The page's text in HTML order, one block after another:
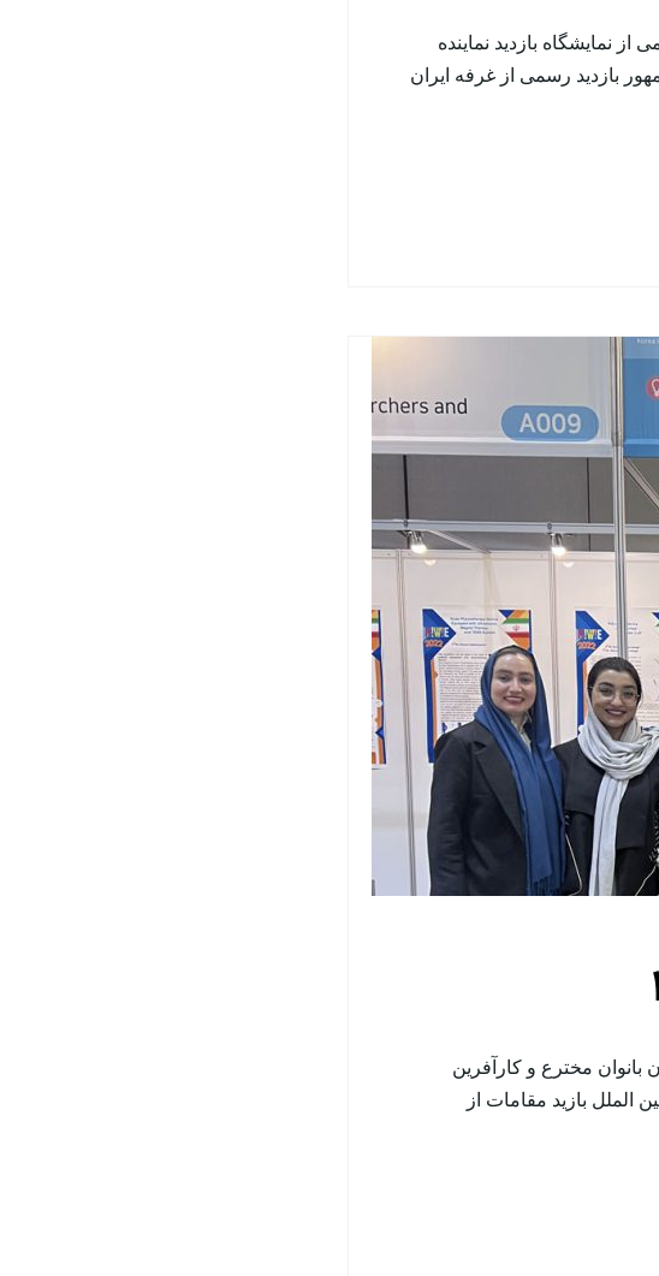
نمایشگاه بازدید نماینده
بازدید رسمی از غرفه ایران
بانوان مخترع و کارآفرین
بازید مقامات از